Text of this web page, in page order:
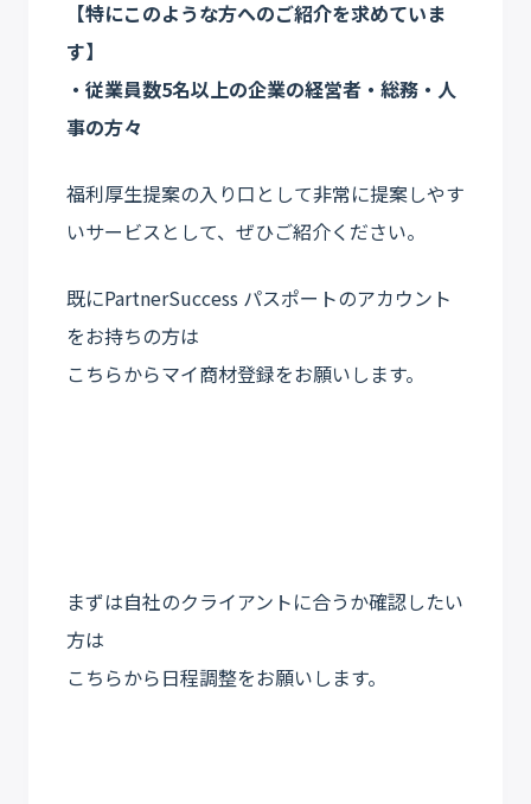
【特にこのような方へのご紹介を求めていま
す】
・従業員数5名以上の企業の経営者・総務・人
事の方々
福利厚生提案の入り口として非常に提案しやす
いサービスとして、ぜひご紹介ください。
既にPartnerSuccess パスポートのアカウント
をお持ちの方は
こちらからマイ商材登録をお願いします。
まずは自社のクライアントに合うか確認したい
方は
こちらから日程調整をお願いします。